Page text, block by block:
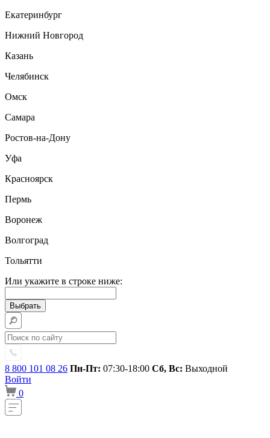
Екатеринбург
Нижний Новгород
Казань
Челябинск
Омск
Самара
Ростов-на-Дону
Уфа
Красноярск
Пермь
Воронеж
Волгоград
Тольятти
Или укажите в строке ниже:
8 800 101 08 26 Пн-Пт: 07:30-18:00 Сб, Вс: Выходной
Войти
0